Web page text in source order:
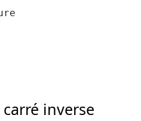
inverse